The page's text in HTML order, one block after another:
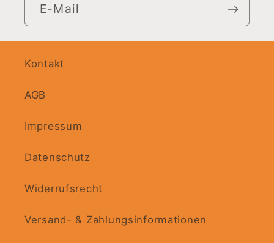
E-Mail
Kontakt
AGB
Impressum
Datenschutz
Widerrufsrecht
Versand- & Zahlungsinformationen